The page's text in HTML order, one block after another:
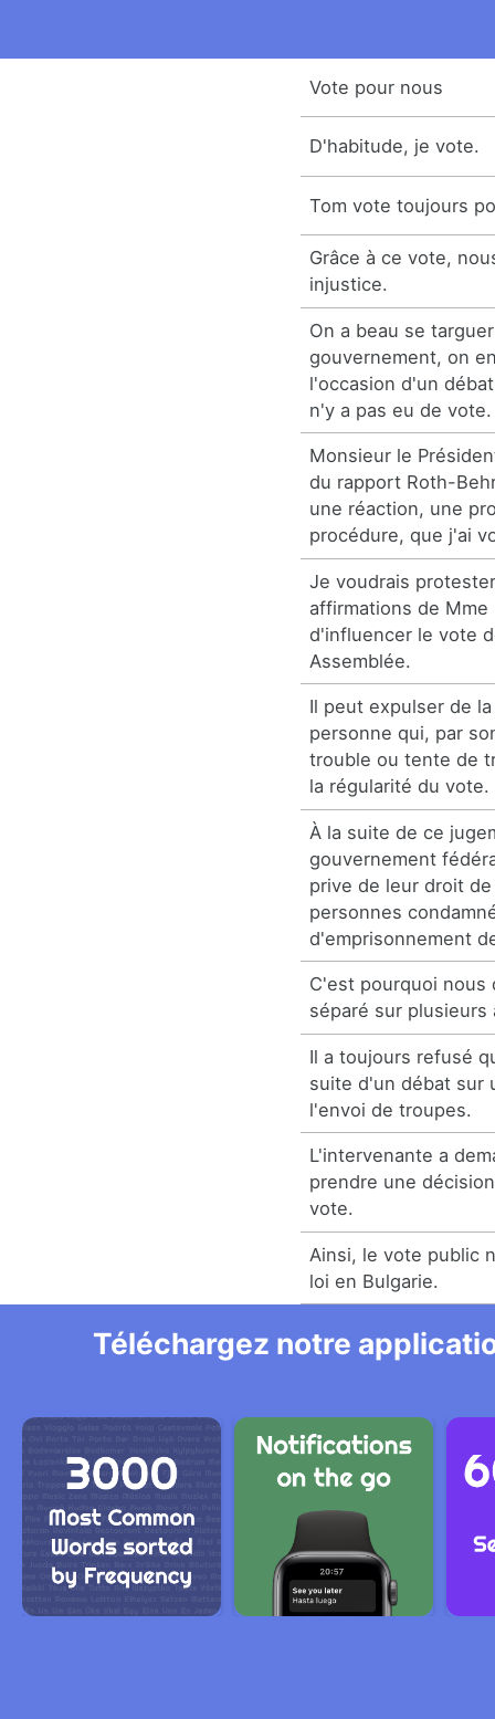
Vote pour nous
D'habitude, je vote.
Tom vote toujours
Grâce à ce vote,
injustice.
On a beau se
gouvernement, on
l'occasion d'un
n'y a pas eu de vote.
Monsieur le
du rapport Roth-
une réaction, une
procédure, que j'ai
Je voudrais
affirmations de
d'influencer le vote
Assemblée.
Il peut expulser de
personne qui, par
trouble ou tente de
la régularité du vote.
À la suite de ce
gouvernement
prive de leur droit
personnes
d'emprisonnement
C'est pourquoi nous
séparé sur plusieurs
Il a toujours refusé
suite d'un débat sur
l'envoi de troupes.
L'intervenante a
prendre une
vote.
Ainsi, le vote public
loi en Bulgarie.
Téléchargez notre